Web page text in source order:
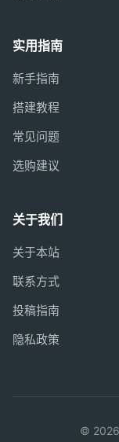
实用指南
新手指南
搭建教程
常见问题
选购建议
关于我们
关于本站
联系方式
投稿指南
隐私政策
© 2026